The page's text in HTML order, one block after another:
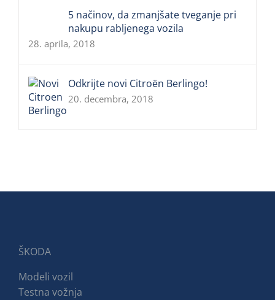
5 načinov, da zmanjšate tveganje pri
nakupu rabljenega vozila
28. aprila, 2018
Odkrijte novi Citroën Berlingo!
20. decembra, 2018
ŠKODA
Modeli vozil
Testna vožnja